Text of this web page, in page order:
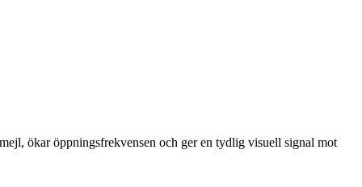
ökar öppningsfrekvensen och ger en tydlig visuell signal mot